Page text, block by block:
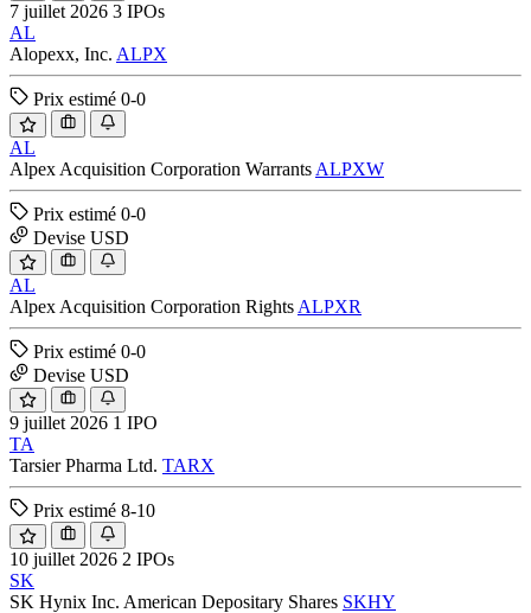
7 juillet 2026 3 IPOs
AL
Alopexx, Inc. ALPX
Prix estimé 0-0
AL
Alpex Acquisition Corporation Warrants ALPXW
Prix estimé 0-0
Devise USD
AL
Alpex Acquisition Corporation Rights ALPXR
Prix estimé 0-0
Devise USD
9 juillet 2026 1 IPO
TA
Tarsier Pharma Ltd. TARX
Prix estimé 8-10
10 juillet 2026 2 IPOs
SK
SK Hynix Inc. American Depositary Shares SKHY